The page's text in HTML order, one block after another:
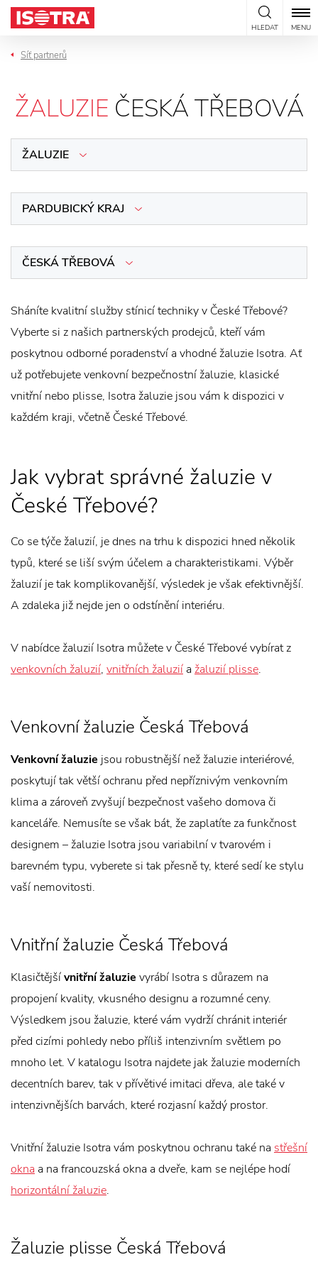
Přeskočit na obsah
HLEDAT MENU
Síť partnerů
ŽALUZIE ČESKÁ TŘEBOVÁ
ŽALUZIE
PARDUBICKÝ KRAJ
ČESKÁ TŘEBOVÁ
Sháníte kvalitní služby stínicí techniky v České Třebové?
Vyberte si z našich partnerských prodejců, kteří vám
poskytnou odborné poradenství a vhodné žaluzie Isotra. Ať
už potřebujete venkovní bezpečnostní žaluzie, klasické
vnitřní nebo plisse, Isotra žaluzie jsou vám k dispozici v
každém kraji, včetně České Třebové.
Jak vybrat správné žaluzie v
České Třebové?
Co se týče žaluzií, je dnes na trhu k dispozici hned několik
typů, které se liší svým účelem a charakteristikami. Výběr
žaluzií je tak komplikovanější, výsledek je však efektivnější.
A zdaleka již nejde jen o odstínění interiéru.
V nabídce žaluzií Isotra můžete v České Třebové vybírat z
venkovních žaluzií, vnitřních žaluzií a žaluzií plisse.
Venkovní žaluzie Česká Třebová
Venkovní žaluzie jsou robustnější než žaluzie interiérové,
poskytují tak větší ochranu před nepříznivým venkovním
klima a zároveň zvyšují bezpečnost vašeho domova či
kanceláře. Nemusíte se však bát, že zaplatíte za funkčnost
designem – žaluzie Isotra jsou variabilní v tvarovém i
barevném typu, vyberete si tak přesně ty, které sedí ke stylu
vaší nemovitosti.
Vnitřní žaluzie Česká Třebová
Klasičtějšívnitřní žaluzie vyrábí Isotra s důrazem na
propojení kvality, vkusného designu a rozumné ceny.
Výsledkem jsou žaluzie, které vám vydrží chránit interiér
před cizími pohledy nebo příliš intenzivním světlem po
mnoho let. V katalogu Isotra najdete jak žaluzie moderních
decentních barev, tak v přívětivé imitaci dřeva, ale také v
intenzivnějších barvách, které rozjasní každý prostor.
Vnitřní žaluzie Isotra vám poskytnou ochranu také na střešní
okna a na francouzská okna a dveře, kam se nejlépe hodí
horizontální žaluzie.
Žaluzie plisse Česká Třebová